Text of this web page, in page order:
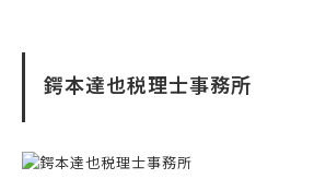
鍔本達也税理士事務所